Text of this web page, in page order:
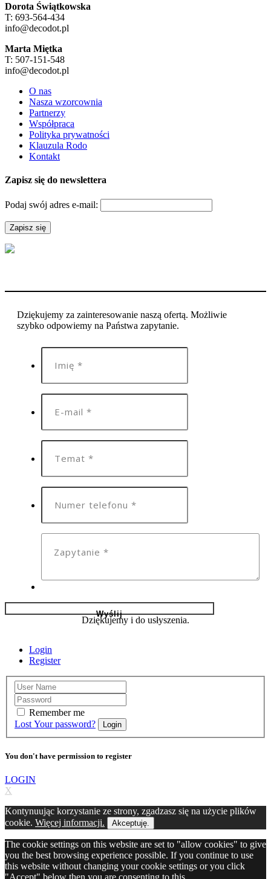
Dorota Świątkowska
T: 693-564-434
info@decodot.pl
Marta Miętka
T: 507-151-548
info@decodot.pl
O nas
Nasza wzorcownia
Partnerzy
Współpraca
Polityka prywatności
Klauzula Rodo
Kontakt
Zapisz się do newslettera
Podaj swój adres e-mail:
Dziękujemy za zainteresowanie naszą ofertą. Możliwie
szybko odpowiemy na Państwa zapytanie.
Dziękujemy i do usłyszenia.
Login
Register
Remember me
Lost Your password?
Login
You don't have permission to register
LOGIN
X
Kontynuując korzystanie ze strony, zgadzasz się na użycie plików
cookie. Więcej informacji. Akceptuję.
The cookie settings on this website are set to "allow cookies" to give
you the best browsing experience possible. If you continue to use
this website without changing your cookie settings or you click
"Accept" below then you are consenting to this.